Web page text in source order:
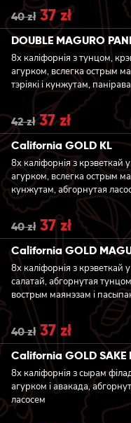
40zł Original
price
was:
40 zł.
37złCurrent
price
is:
37 zł.
DOUBLE MAGURO
8x каліфорнія з тунцом,
агурком, вслегка острым
тэріякі і кунжутам,
панка
42zł Original
price
was:
42 zł.
37złCurrent
price
is:
37 zł.
California GOLD KL
8x каліфорнія з крэветкай
агурком, вслегка острым
кунжутам, абгорнутая
40zł Original
price
was:
40 zł.
37zł Current
price
is:
37 zł.
California GOLD
8x каліфорнія з крэветкай
салатай, абгорнутая
вострым маянэзам і
тажын і зялёнай цыбуляй
40zł Original
price
was:
40 zł.
37 zł Current
price
is:
37 zł.
California GOLD SAKE
8x каліфорнія з сырам
агурком і авакада,
ласосем